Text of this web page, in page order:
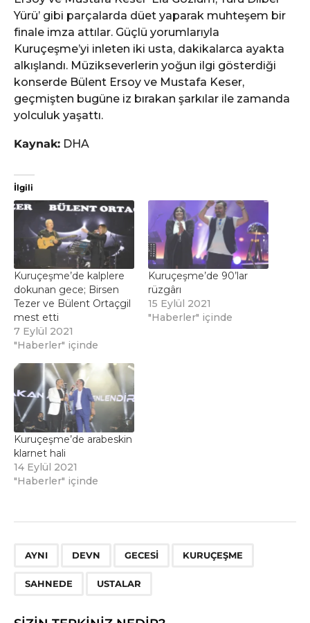
Yürü’ gibi parçalarda düet yaparak muhteşem bir
finale imza attılar. Güçlü yorumlarıyla
Kuruçeşme’yi inleten iki usta, dakikalarca ayakta
alkışlandı. Müzikseverlerin yoğun ilgi gösterdiği
konserde Bülent Ersoy ve Mustafa Keser,
geçmişten bugüne iz bırakan şarkılar ile zamanda
yolculuk yaşattı.
Kaynak: DHA
İlgili
Kuruçeşme’de kalplere
dokunan gece; Birsen
Tezer ve Bülent Ortaçgil
mest etti
7 Eylül 2021
"Haberler" içinde
Kuruçeşme’de 90’lar
rüzgârı
15 Eylül 2021
"Haberler" içinde
Kuruçeşme’de arabeskin
klarnet hali
14 Eylül 2021
"Haberler" içinde
AYNI DEVN GECESI KURUÇEŞME
SAHNEDE USTALAR